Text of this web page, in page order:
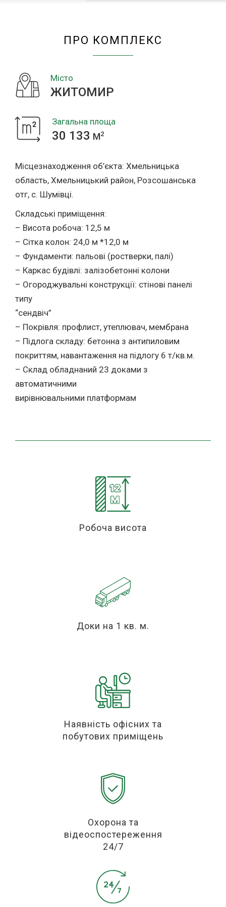
ПРО КОМПЛЕКС
Місто
ЖИТОМИР
Загальна площа
30 133 M2
Місцезнаходження об’єкта: Хмельницька
область, Хмельницький район, Розсошанська
отг, с. Шумівці.
Складські приміщення:
– Висота робоча: 12,5 м
– Сітка колон: 24,0 м *12,0 м
– Фундаменти: пальові (ростверки, палі)
– Каркас будівлі: залізобетонні колони
– Огороджувальні конструкції: стінові панелі
типу
“сендвіч”
– Покрівля: профлист, утеплювач, мембрана
– Підлога складу: бетонна з антипиловим
покриттям, навантаження на підлогу 6 т/кв.м.
– Склад обладнаний 23 доками з
автоматичними
вирівнювальними платформам
Робоча висота
Доки на 1 кв. м.
Наявність офісних та
побутових приміщень
Охорона та
відеоспостереження
24/7